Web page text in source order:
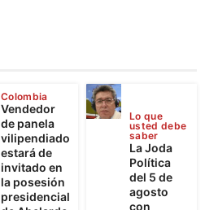
Colombia
Vendedor
de panela
vilipendiado
estará de
invitado en
la posesión
presidencial
Lo que
usted debe
saber
La Joda
Política
del 5 de
agosto
con